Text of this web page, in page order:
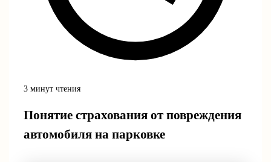
3 минут чтения
Понятие страхования от повреждения
автомобиля на парковке